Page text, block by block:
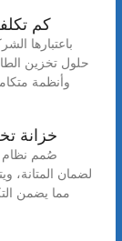
كم
خزانة